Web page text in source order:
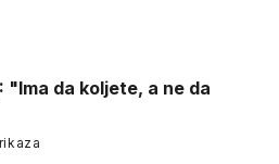
"Ima da koljete, a ne da